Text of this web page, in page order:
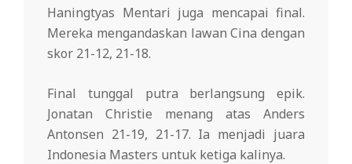
Haningtyas Mentari juga mencapai final.
Mereka mengandaskan lawan Cina dengan
skor 21-12, 21-18.
Final tunggal putra berlangsung epik.
Jonatan Christie menang atas Anders
Antonsen 21-19, 21-17. Ia menjadi juara
Indonesia Masters untuk ketiga kalinya.